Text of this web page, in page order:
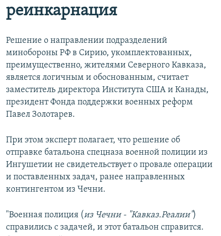
реинкарнация
Решение о направлении подразделений
минобороны РФ в Сирию, укомплектованных,
преимущественно, жителями Северного Кавказа,
является логичным и обоснованным, считает
заместитель директора Института США и Канады,
президент Фонда поддержки военных реформ
Павел Золотарев.
При этом эксперт полагает, что решение об
отправке батальона спецназа военной полиции из
Ингушетии не свидетельствует о провале операции
и поставленных задач, ранее направленных
контингентом из Чечни.
"Военная полиция (из Чечни - "Кавказ.Реалии")
справились с задачей, и этот батальон справится.